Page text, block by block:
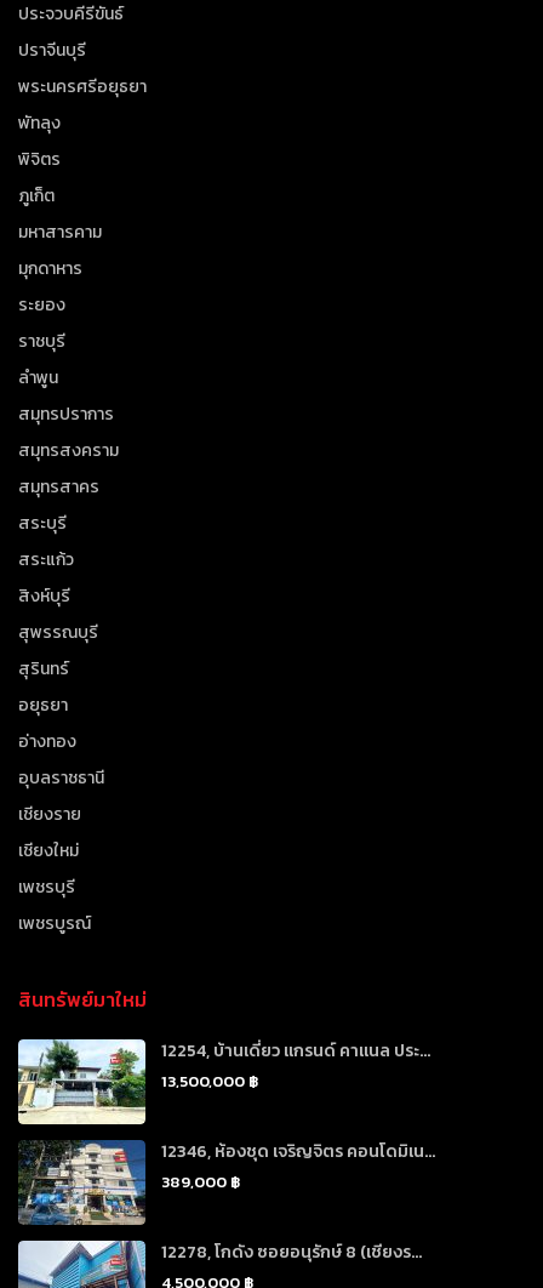
ประจวบคีรีขันธ์
ปราจีนบุรี
พระนครศรีอยุธยา
พัทลุง
พิจิตร
ภูเก็ต
มหาสารคาม
มุกดาหาร
ระยอง
ราชบุรี
ลำพูน
สมุทรปราการ
สมุทรสงคราม
สมุทรสาคร
สระบุรี
สระแก้ว
สิงห์บุรี
สุพรรณบุรี
สุรินทร์
อยุธยา
อ่างทอง
อุบลราชธานี
เชียงราย
เชียงใหม่
เพชรบุรี
เพชรบูรณ์
สินทรัพย์มาใหม่
12254, บ้านเดี่ยว แกรนด์ คาแนล ประ...
13,500,000 ฿
12346, ห้องชุด เจริญจิตร คอนโดมิเน...
389,000 ฿
12278, โกดัง ซอยอนุรักษ์ 8 (เชียงร...
4,500,000 ฿